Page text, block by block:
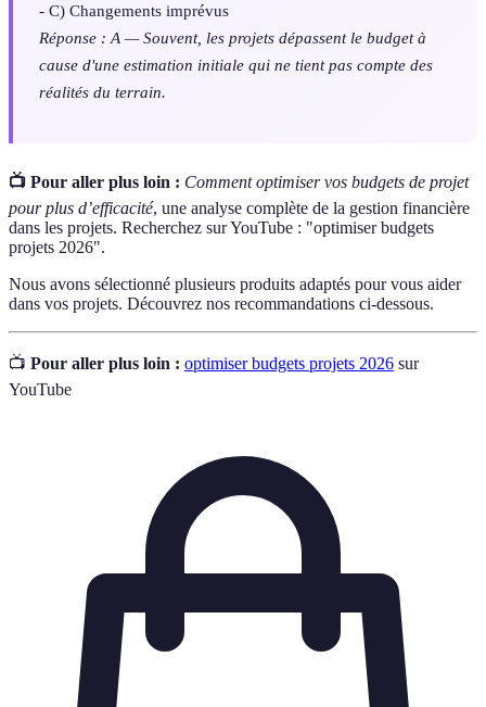
- C) Changements imprévus
Réponse : A — Souvent, les projets dépassent le budget à
cause d'une estimation initiale qui ne tient pas compte des
réalités du terrain.
📺 Pour aller plus loin : Comment optimiser vos budgets de projet
pour plus d’efficacité, une analyse complète de la gestion financière
dans les projets. Recherchez sur YouTube : "optimiser budgets
projets 2026".
Nous avons sélectionné plusieurs produits adaptés pour vous aider
dans vos projets. Découvrez nos recommandations ci-dessous.
📺 Pour aller plus loin : optimiser budgets projets 2026 sur
YouTube